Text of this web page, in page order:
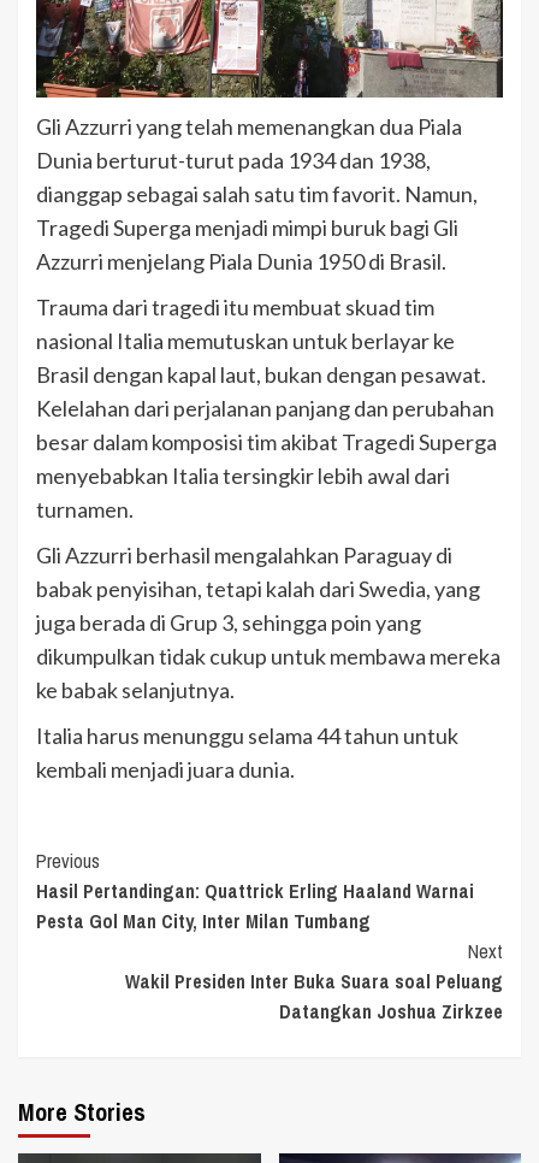
Gli Azzurri yang telah memenangkan dua Piala
Dunia berturut-turut pada 1934 dan 1938,
dianggap sebagai salah satu tim favorit. Namun,
Tragedi Superga menjadi mimpi buruk bagi Gli
Azzurri menjelang Piala Dunia 1950 di Brasil.
Trauma dari tragedi itu membuat skuad tim
nasional Italia memutuskan untuk berlayar ke
Brasil dengan kapal laut, bukan dengan pesawat.
Kelelahan dari perjalanan panjang dan perubahan
besar dalam komposisi tim akibat Tragedi Superga
menyebabkan Italia tersingkir lebih awal dari
turnamen.
Gli Azzurri berhasil mengalahkan Paraguay di
babak penyisihan, tetapi kalah dari Swedia, yang
juga berada di Grup 3, sehingga poin yang
dikumpulkan tidak cukup untuk membawa mereka
ke babak selanjutnya.
Italia harus menunggu selama 44 tahun untuk
kembali menjadi juara dunia.
Continue
Reading
Previous
Hasil Pertandingan: Quattrick Erling Haaland Warnai
Pesta Gol Man City, Inter Milan Tumbang
Next
Wakil Presiden Inter Buka Suara soal Peluang
Datangkan Joshua Zirkzee
More Stories